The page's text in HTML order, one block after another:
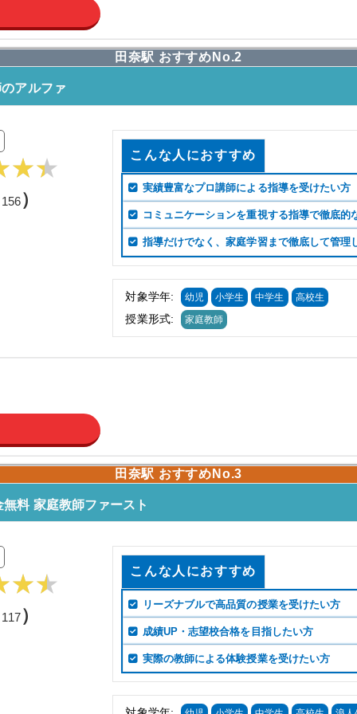
田奈駅 おすすめNo.2
アルファ
156）
こんな人におすすめ
実績豊富なプロ講師による指導を受けたい方
コミュニケーションを重視する指導で徹底的
指導だけでなく、家庭学習まで徹底して管理
対象学年: 幼児 小学生 中学生 高校生
授業形式: 家庭教師
田奈駅 おすすめNo.3
料 家庭教師ファースト
117）
こんな人におすすめ
リーズナブルで高品質の授業を受けたい方
成績UP・志望校合格を目指したい方
実際の教師による体験授業を受けたい方